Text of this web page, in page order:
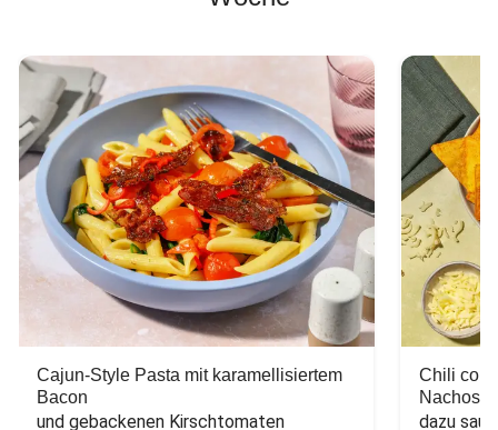
Cajun-Style Pasta mit karamellisiertem
Bacon
und gebackenen Kirschtomaten
Chili con
Nachos
dazu